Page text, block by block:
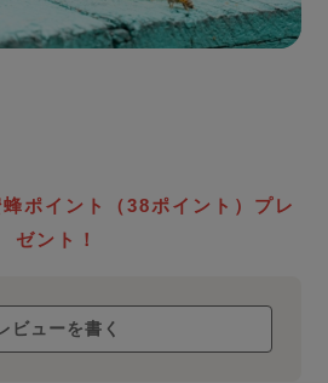
ポイント（38ポイント）プレ
ゼント！
レビューを書く